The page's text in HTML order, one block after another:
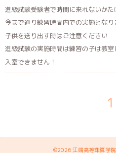
進級試験受験者で時間に来れないかた
今まで通り練習時間内での実施となり
子供を送り出す時はご注意ください
進級試験の実施時間は練習の子は教室
入室できません！
1
©2026江端高等珠算学院